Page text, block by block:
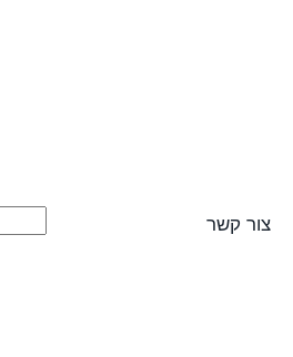
צור קשר